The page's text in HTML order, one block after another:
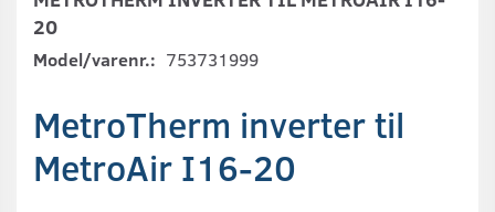
20
Model/varenr.: 753731999
MetroTherm inverter til
MetroAir I16-20